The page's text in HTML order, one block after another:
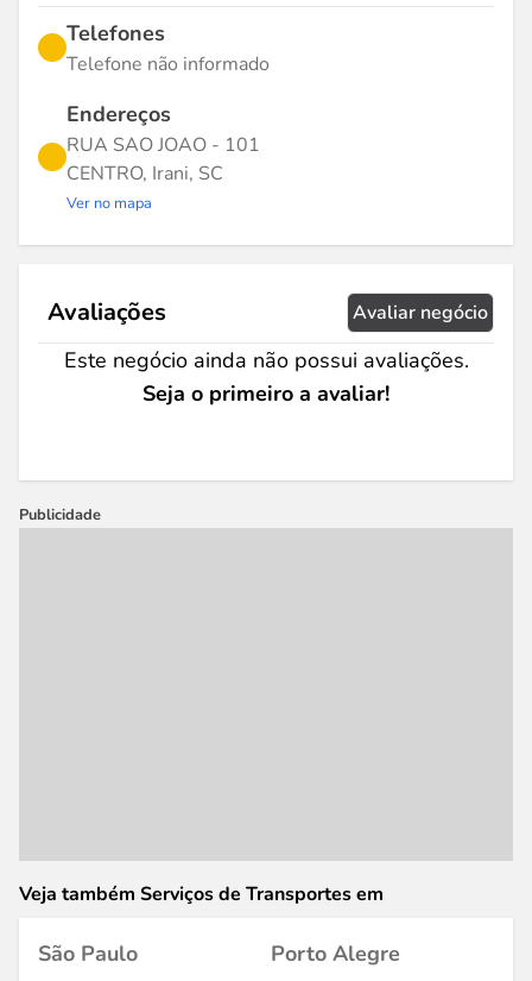
Telefones
Telefone não informado
Endereços
RUA SAO JOAO - 101
CENTRO, Irani, SC
Ver no mapa
Avaliações Avaliar negócio
Este negócio ainda não possui avaliações.
Seja o primeiro a avaliar!
Publicidade
Veja também Serviços de Transportes em
São Paulo
Porto Alegre